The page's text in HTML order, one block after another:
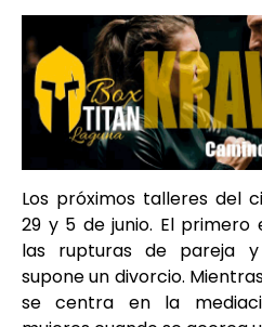
Los próximos talleres del
29 y 5 de junio. El
las rupturas de pareja
supone un divorcio.
se centra en la